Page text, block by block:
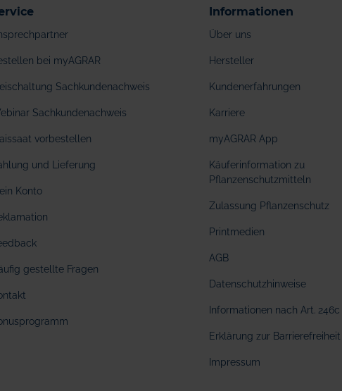
bei myAGRAR
Sachkundenachweis
Sachkundenachweis
vorbestellen
und Lieferung
Konto
gestellte Fragen
Informationen
Über uns
Hersteller
Kundenerfahrungen
Karriere
myAGRAR App
Käuferinformation zu
Pflanzenschutzmitteln
Zulassung Pflanzenschutz
Printmedien
AGB
Datenschutzhinweise
Informationen nach Art. 246c
Erklärung zur Barrierefreiheit
Impressum